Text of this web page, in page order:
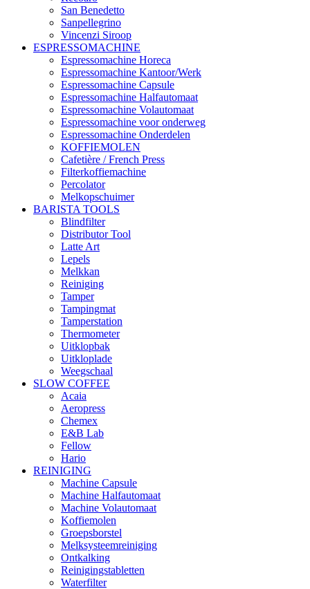
San Benedetto
Sanpellegrino
Vincenzi Siroop
ESPRESSOMACHINE
Espressomachine Horeca
Espressomachine Kantoor/Werk
Espressomachine Capsule
Espressomachine Halfautomaat
Espressomachine Volautomaat
Espressomachine voor onderweg
Espressomachine Onderdelen
KOFFIEMOLEN
Cafetière / French Press
Filterkoffiemachine
Percolator
Melkopschuimer
BARISTA TOOLS
Blindfilter
Distributor Tool
Latte Art
Lepels
Melkkan
Reiniging
Tamper
Tampingmat
Tamperstation
Thermometer
Uitklopbak
Uitkloplade
Weegschaal
SLOW COFFEE
Acaia
Aeropress
Chemex
E&B Lab
Fellow
Hario
REINIGING
Machine Capsule
Machine Halfautomaat
Machine Volautomaat
Koffiemolen
Groepsborstel
Melksysteemreiniging
Ontkalking
Reinigingstabletten
Waterfilter